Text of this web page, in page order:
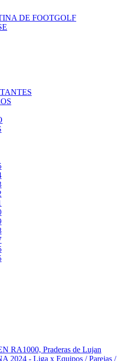
RA1000, Praderas de Lujan
2024 - Liga x Equipos / Parejas /